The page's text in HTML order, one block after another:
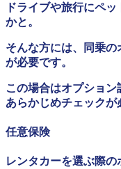
ドライブや旅行にペ
かと。
そんな方には、同乗
が必要です。
この場合はオプション
あらかじめチェックが
任意保険
レンタカーを選ぶ際